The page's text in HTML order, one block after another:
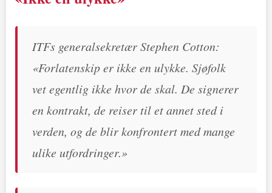
ITFs generalsekretær Stephen Cotton:
«Forlatenskip er ikke en ulykke. Sjøfolk
vet egentlig ikke hvor de skal. De signerer
en kontrakt, de reiser til et annet sted i
verden, og de blir konfrontert med mange
ulike utfordringer.»